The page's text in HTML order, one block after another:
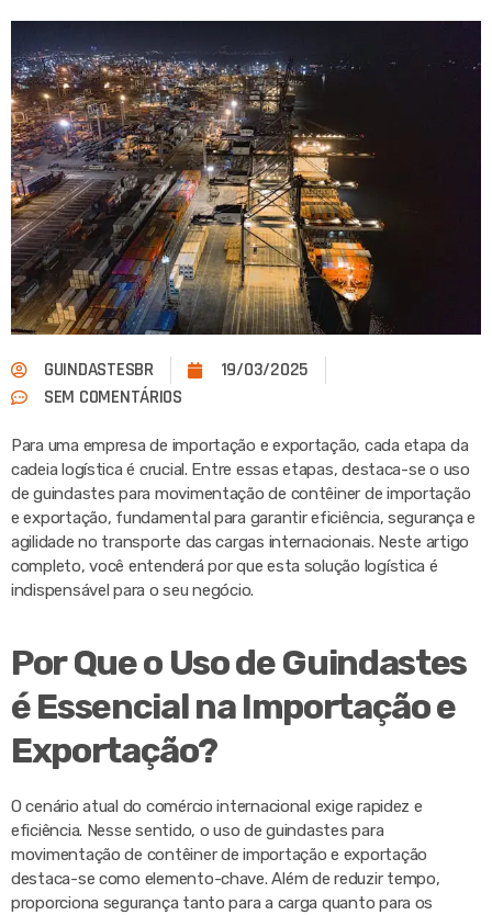
GUINDASTESBR
19/03/2025
SEM COMENTÁRIOS
Para uma empresa de importação e exportação, cada etapa da
cadeia logística é crucial. Entre essas etapas, destaca-se o uso
de guindastes para movimentação de contêiner de importação
e exportação, fundamental para garantir eficiência, segurança e
agilidade no transporte das cargas internacionais. Neste artigo
completo, você entenderá por que esta solução logística é
indispensável para o seu negócio.
Por Que o Uso de Guindastes
é Essencial na Importação e
Exportação?
O cenário atual do comércio internacional exige rapidez e
eficiência. Nesse sentido, o uso de guindastes para
movimentação de contêiner de importação e exportação
destaca-se como elemento-chave. Além de reduzir tempo,
proporciona segurança tanto para a carga quanto para os